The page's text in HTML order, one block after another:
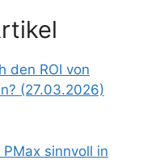
den ROI von
(27.03.2026)
PMax sinnvoll in